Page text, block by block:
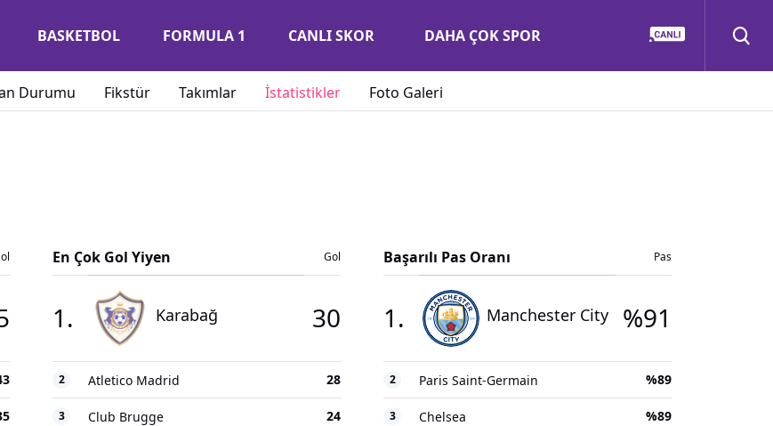
BASKETBOL FORMULA 1 CANLI SKOR DAHA ÇOK SPOR
Durumu Fikstür Takımlar İstatistikler Foto Galeri
En Çok Gol Yiyen Gol
1 . Karabağ 30
2 Atletico Madrid 28
3 Club Brugge 24
Başarılı Pas Oranı Pas
1 . Manchester City %91
2 Paris Saint-Germain %89
3 Chelsea %89